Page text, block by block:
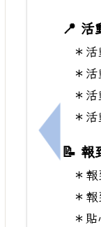
上一筆
📍 活
＊
＊
＊
＊
📝 報
＊
＊
＊